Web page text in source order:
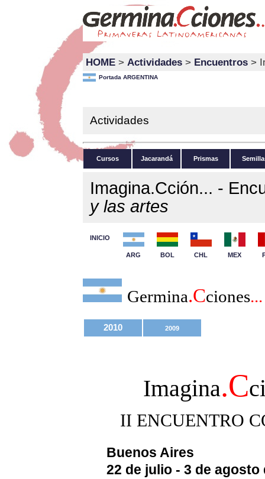
HOME > Actividades > Encuentros >
Portada ARGENTINA
Actividades
Cursos Jacarandá Prismas
Imagina.Cción... -
y las artes
INICIO
ARG BOL CHL MEX
Germina.Cciones...
2010 2009
Imagina.C
II ENCUENTRO
Buenos Aires
22 de julio - 3 de agosto